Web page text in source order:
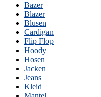
Bazer
Blazer
Blusen
Cardigan
Flip Flop
Hoody
Hosen
Jacken
Jeans
Kleid